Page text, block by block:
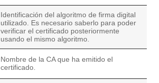
Identificación del algoritmo de firma digital
utilizado. Es necesario saberlo para poder
verificar el certificado posteriormente
usando el mismo algoritmo.
Nombre de la CA que ha emitido el
certificado.